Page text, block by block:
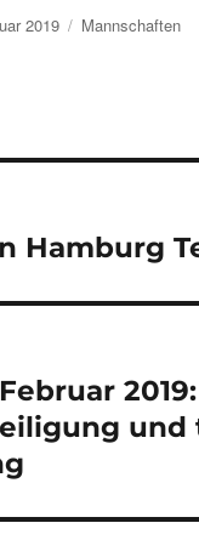
2019 Kategorien
Mannschaften
Hamburg
und